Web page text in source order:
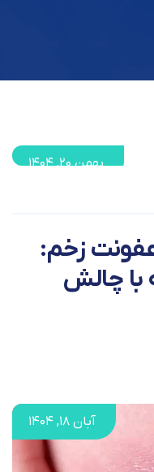
بهمن ۲۰, ۱۴۰۴
زخم:
با چالش
آبان ۱۸, ۱۴۰۴